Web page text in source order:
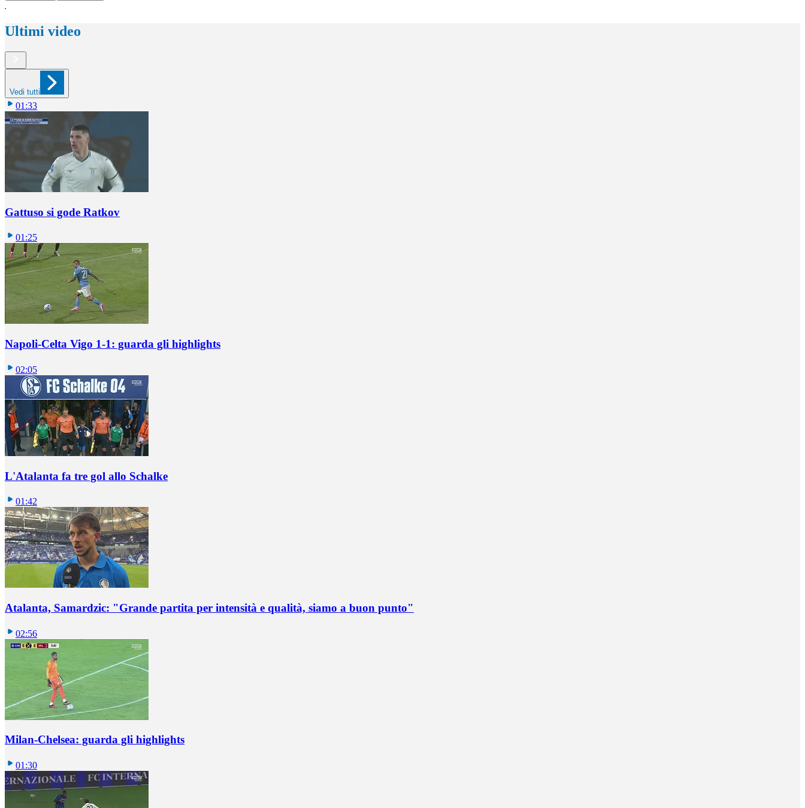
Ultimi video
Vedi tutti
01:33
Gattuso si gode Ratkov
01:25
Napoli-Celta Vigo 1-1: guarda gli highlights
02:05
L'Atalanta fa tre gol allo Schalke
01:42
Atalanta, Samardzic: "Grande partita per intensità e qualità, siamo a buon punto"
02:56
Milan-Chelsea: guarda gli highlights
01:30